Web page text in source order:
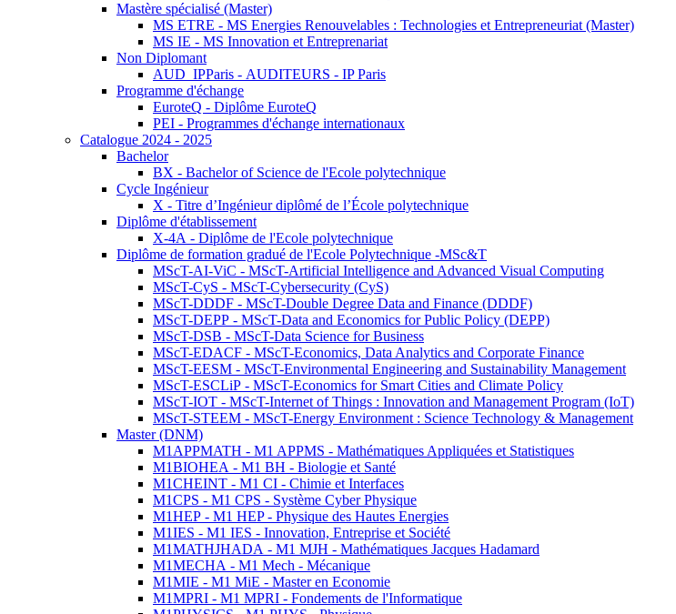
Mastère spécialisé (Master)
MS ETRE - MS Energies Renouvelables : Technologies et Entrepreneuriat (Master)
MS IE - MS Innovation et Entreprenariat
Non Diplomant
AUD_IPParis - AUDITEURS - IP Paris
Programme d'échange
EuroteQ - Diplôme EuroteQ
PEI - Programmes d'échange internationaux
Catalogue 2024 - 2025
Bachelor
BX - Bachelor of Science de l'Ecole polytechnique
Cycle Ingénieur
X - Titre d’Ingénieur diplômé de l’École polytechnique
Diplôme d'établissement
X-4A - Diplôme de l'Ecole polytechnique
Diplôme de formation gradué de l'Ecole Polytechnique -MSc&T
MScT-AI-ViC - MScT-Artificial Intelligence and Advanced Visual Computing
MScT-CyS - MScT-Cybersecurity (CyS)
MScT-DDDF - MScT-Double Degree Data and Finance (DDDF)
MScT-DEPP - MScT-Data and Economics for Public Policy (DEPP)
MScT-DSB - MScT-Data Science for Business
MScT-EDACF - MScT-Economics, Data Analytics and Corporate Finance
MScT-EESM - MScT-Environmental Engineering and Sustainability Management
MScT-ESCLiP - MScT-Economics for Smart Cities and Climate Policy
MScT-IOT - MScT-Internet of Things : Innovation and Management Program (IoT)
MScT-STEEM - MScT-Energy Environment : Science Technology & Management
Master (DNM)
M1APPMATH - M1 APPMS - Mathématiques Appliquées et Statistiques
M1BIOHEA - M1 BH - Biologie et Santé
M1CHEINT - M1 CI - Chimie et Interfaces
M1CPS - M1 CPS - Système Cyber Physique
M1HEP - M1 HEP - Physique des Hautes Energies
M1IES - M1 IES - Innovation, Entreprise et Société
M1MATHJHADA - M1 MJH - Mathématiques Jacques Hadamard
M1MECHA - M1 Mech - Mécanique
M1MIE - M1 MiE - Master en Economie
M1MPRI - M1 MPRI - Fondements de l'Informatique